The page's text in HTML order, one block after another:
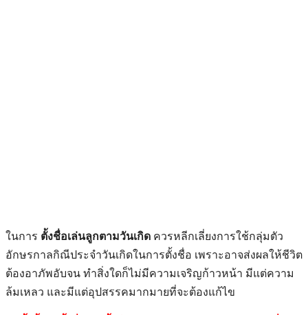
ในการ ตั้งชื่อเล่นลูกตามวันเกิด ควรหลีกเลี่ยงการใช้กลุ่มตัว
อักษรกาลกิณีประจำวันเกิดในการตั้งชื่อ เพราะอาจส่งผลให้ชีวิต
ต้องอาภัพอับจน ทำสิ่งใดก็ไม่มีความเจริญก้าวหน้า มีแต่ความ
ล้มเหลว และมีแต่อุปสรรคมากมายที่จะต้องแก้ไข